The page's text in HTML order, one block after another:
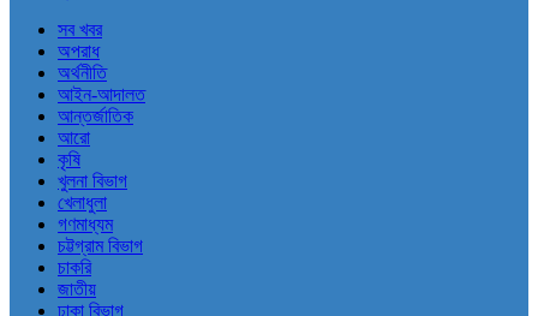
সব খবর
অপরাধ
অর্থনীতি
আইন-আদালত
আন্তর্জাতিক
আরো
কৃষি
খুলনা বিভাগ
খেলাধুলা
গণমাধ্যম
চট্টগ্রাম বিভাগ
চাকরি
জাতীয়
ঢাকা বিভাগ